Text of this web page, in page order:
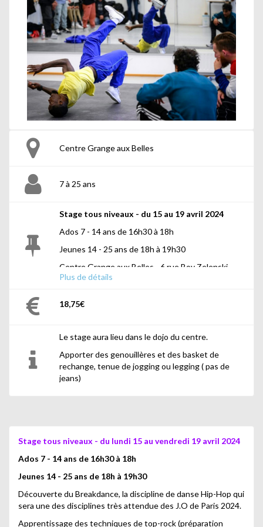
Centre Grange aux Belles
7 à 25 ans
Stage tous niveaux - du 15 au 19 avril 2024
Ados 7 - 14 ans de 16h30 à 18h
Jeunes 14 - 25 ans de 18h à 19h30
Centre Grange aux Belles - 6 rue Boy Zelenski,
Paris 10ème
Plus de détails
18,75€
Le stage aura lieu dans le dojo du centre.
Apporter des genouillères et des basket de
rechange, tenue de jogging ou legging ( pas de
jeans)
Stage tous niveaux - du lundi 15 au vendredi 19 avril 2024
Ados 7 - 14 ans de 16h30 à 18h
Jeunes 14 - 25 ans de 18h à 19h30
Découverte du Breakdance, la discipline de danse Hip-Hop qui
sera une des disciplines très attendue des J.O de Paris 2024.
Apprentissage des techniques de top-rock (préparation